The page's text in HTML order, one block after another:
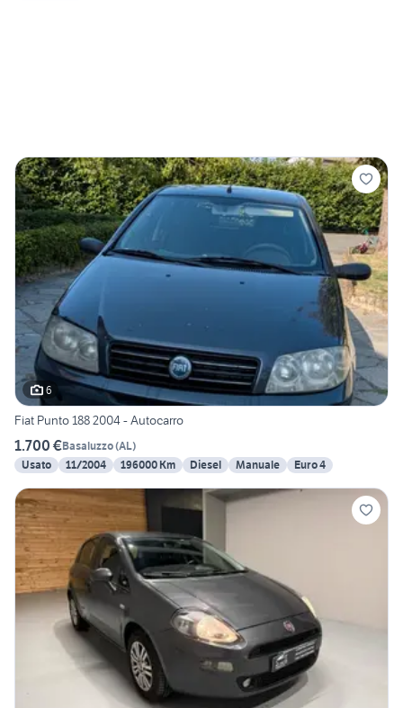
6
Fiat Punto 188 2004 - Autocarro
1.700 €Basaluzzo(AL)
Usato
11/2004 196000 Km Diesel Manuale Euro 4